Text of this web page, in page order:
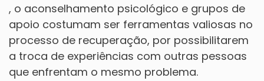
, o aconselhamento psicológico e grupos de
apoio costumam ser ferramentas valiosas no
processo de recuperação, por possibilitarem
a troca de experiências com outras pessoas
que enfrentam o mesmo problema.